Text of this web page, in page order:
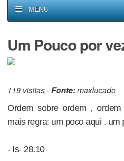
MENU
Um Pouco por
119 visitas -Fonte:maxlucado
Ordem sobre ordem ,
mais regra; um poco aqui , um
- Is- 28.10